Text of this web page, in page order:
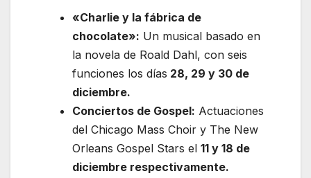
«Charlie y la fábrica de
chocolate»: Un musical basado en
la novela de Roald Dahl, con seis
funciones los días 28, 29 y 30 de
diciembre.
Conciertos de Gospel: Actuaciones
del Chicago Mass Choir y The New
Orleans Gospel Stars el11 y 18 de
diciembre respectivamente.